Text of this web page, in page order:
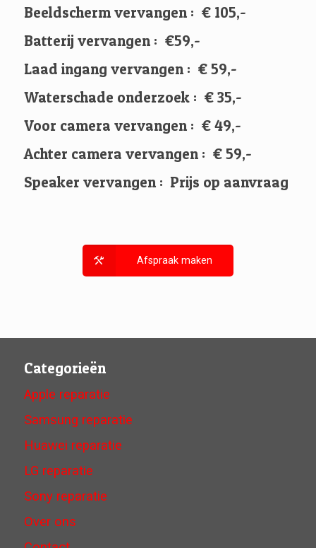
Beeldscherm vervangen : € 105,-
Batterij vervangen : €59,-
Laad ingang vervangen : € 59,-
Waterschade onderzoek : € 35,-
Voor camera vervangen : € 49,-
Achter camera vervangen : € 59,-
Speaker vervangen : Prijs op aanvraag
Afspraak maken
Categorieën
Apple reparatie
Samsung reparatie
Huawei reparatie
LG reparatie
Sony reparatie
Over ons